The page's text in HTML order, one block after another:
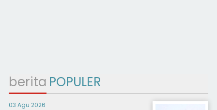
berita POPULER
03 Agu 2026